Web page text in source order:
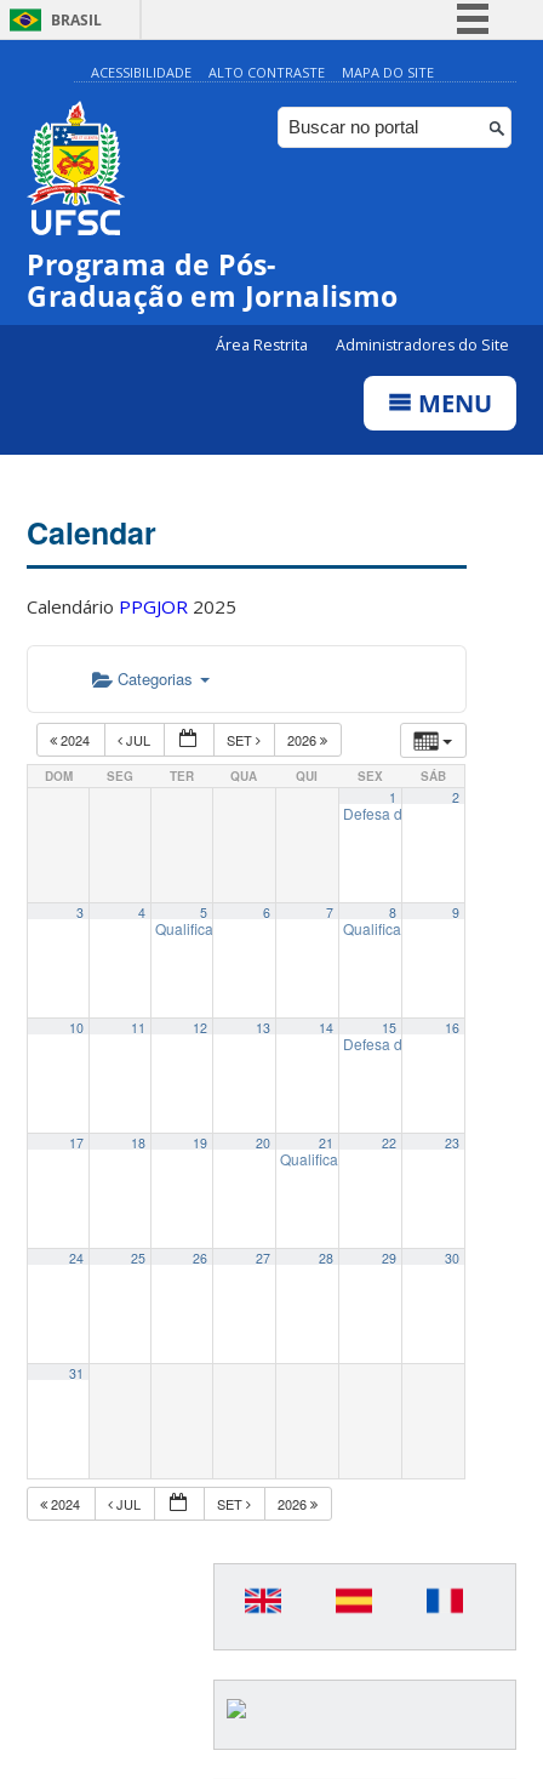
BRASIL
Simplifique!
Comunica BR
Participe
ACESSIBILIDADE ALTO CONTRASTE MAPA DO SITE
Programa de Pós-
Graduação em Jornalismo
Área Restrita Administradores do Site
MENU
Calendar
Calendário PPGJOR 2025
Categorias
2024 JUL SET 2026
DOM SEG TER QUA QUI SEX SÁB
1
Defesa de Dissertação de
2
3 4 5
Qualificação de Tese de Doutorado de Leopoldo Pedro
6 7 8
Qualificação de Tese de
9
10 11 12 13 14 15
Defesa de Tese de
16
17 18 19 20 21
Qualificação de Dissertação de
22 23
24 25 26 27 28 29 30
31
2024 JUL SET 2026